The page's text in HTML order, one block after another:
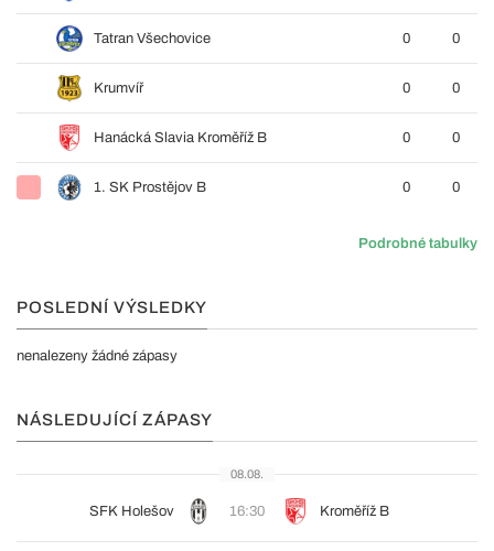
Tatran Všechovice 0 0
Krumvíř 0 0
Hanácká Slavia Kroměříž B 0 0
1. SK Prostějov B 0 0
Podrobné tabulky
POSLEDNÍ VÝSLEDKY
nenalezeny žádné zápasy
NÁSLEDUJÍCÍ ZÁPASY
08.08.
SFK Holešov 16:30 Kroměříž B